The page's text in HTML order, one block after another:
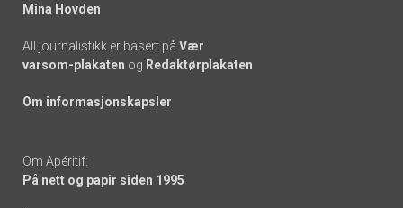
Mina Hovden
All journalistikk er basert på Vær
varsom-plakaten og Redaktørplakaten
Om informasjonskapsler
Om Apéritif:
På nett og papir siden 1995